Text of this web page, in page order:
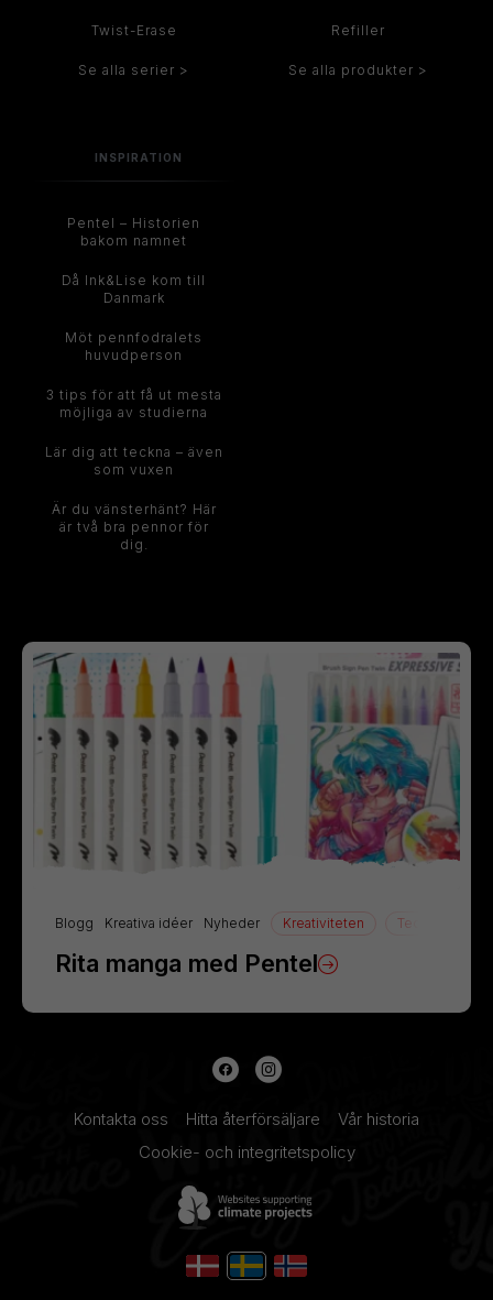
Blogg Kreativa idéer Nyheder Kreativiteten Teckning
Rita manga med Pentel
Twist-Erase
Se alla serier >
Refiller
Se alla produkter >
INSPIRATION
Pentel – Historien
bakom namnet
Då Ink&Lise kom till
Danmark
Möt pennfodralets
huvudperson
3 tips för att få ut mesta
möjliga av studierna
Lär dig att teckna – även
som vuxen
Är du vänsterhänt? Här
är två bra pennor för
dig.
Kontakta oss Hitta återförsäljare
Vår historia
Cookie- och integritetspolicy